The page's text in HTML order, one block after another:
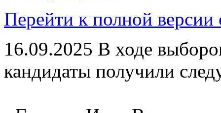
Перейти к полной версии
16.09.2025 В ходе
кандидаты получили